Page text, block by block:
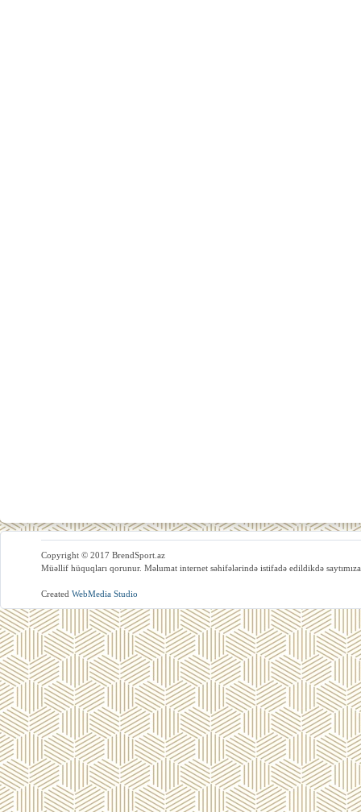
Copyright © 2017 BrendSport.az
Müəllif hüquqları qorunur. Məlumat internet səhifələrində istifadə edildikdə
Created WebMedia Studio